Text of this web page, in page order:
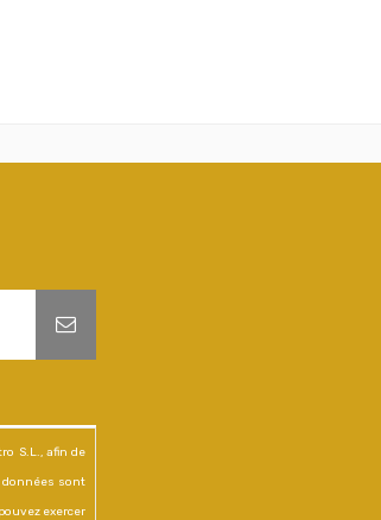
S.L., afin de
données sont
exercer